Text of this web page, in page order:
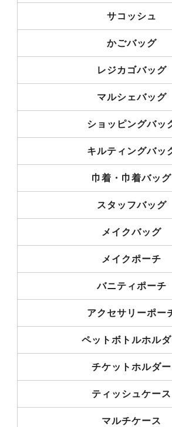
サコッシュ
かごバッグ
レジカゴバッグ
マルシェバッグ
ショッピングバッ
キルティングバッ
巾着・巾着バッグ
スタッフバッグ
メイクバッグ
メイクポーチ
バニティポーチ
アクセサリーポー
ペットボトルホル
チケットホルダー
ティッシュケース
マルチケース